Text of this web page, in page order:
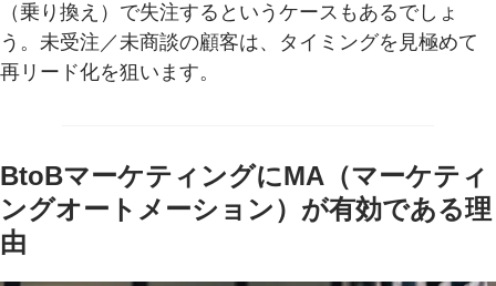
（乗り換え）で失注するというケースもあるでしょ
う。未受注／未商談の顧客は、タイミングを見極めて
再リード化を狙います。
BtoBマーケティングにMA（マーケティ
ングオートメーション）が有効である理
由